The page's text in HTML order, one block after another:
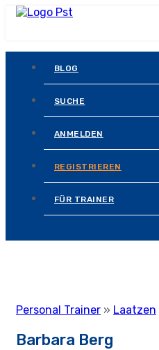
BLOG
SUCHE
ANMELDEN
REGISTRIEREN
FÜR TRAINER
Personal Trainer » Laatzen
Barbara Berg